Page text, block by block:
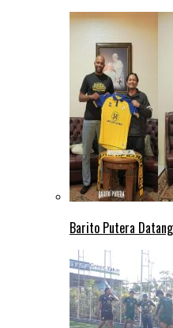
Barito Putera